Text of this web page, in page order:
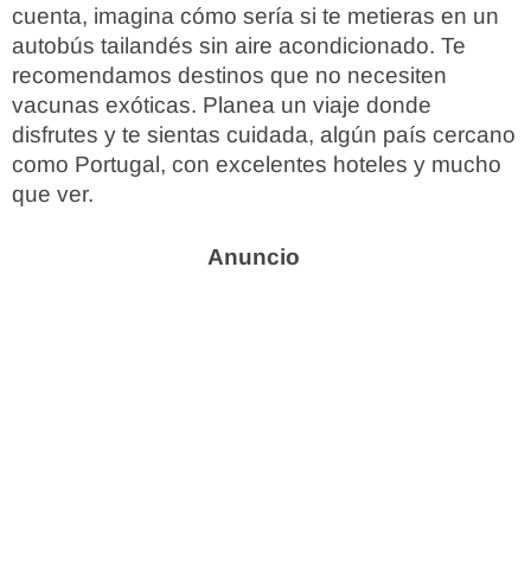
cuenta, imagina cómo sería si te metieras en un
autobús tailandés sin aire acondicionado. Te
recomendamos destinos que no necesiten
vacunas exóticas. Planea un viaje donde
disfrutes y te sientas cuidada, algún país cercano
como Portugal, con excelentes hoteles y mucho
que ver.